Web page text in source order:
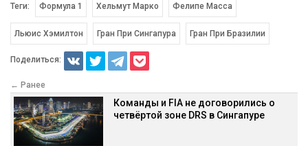
Теги: Формула 1 Хельмут Марко Фелипе Масса
Льюис Хэмилтон Гран При Сингапура Гран При Бразилии
Поделиться:
← Ранее
Команды и FIA не договорились о
четвёртой зоне DRS в Сингапуре